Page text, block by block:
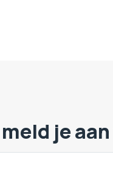
meld je